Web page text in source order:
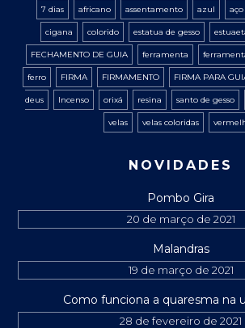
7 dias africano assentamento azul aço
cigana colorido estatua de gesso
FECHAMENTO DE GUIA ferramenta
ferro FIRMA FIRMAMENTO FIRMA PARA
deus Incenso orixá resina santo de gesso
velas velas coloridas
NOVIDADES
Pombo Gira
20 de março de 2021
Malandras
19 de março de 2021
Como funciona a quaresma na
28 de fevereiro de 2021